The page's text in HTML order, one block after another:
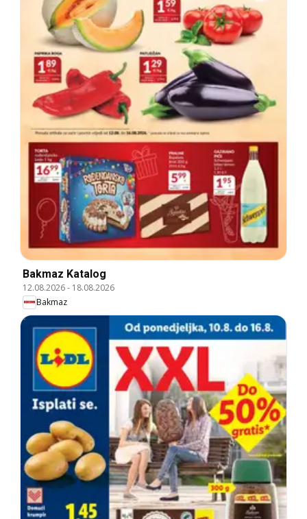
Bakmaz Katalog
12.08.2026- 18.08.2026
Bakmaz